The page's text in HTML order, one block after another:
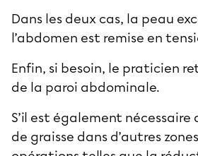
Dans les deux cas, la peau
l’abdomen est remise en
Enfin, si besoin, le praticien
de la paroi abdominale.
S’il est également nécessaire
de graisse dans d’autres